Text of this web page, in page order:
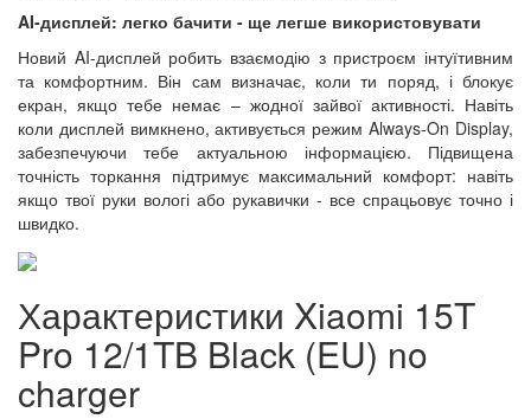
AI-дисплей: легко бачити - ще легше використовувати
Новий AI-дисплей робить взаємодію з пристроєм інтуїтивним
та комфортним. Він сам визначає, коли ти поряд, і блокує
екран, якщо тебе немає – жодної зайвої активності. Навіть
коли дисплей вимкнено, активується режим Always-On Display,
забезпечуючи тебе актуальною інформацією. Підвищена
точність торкання підтримує максимальний комфорт: навіть
якщо твої руки вологі або рукавички - все спрацьовує точно і
швидко.
Характеристики Xiaomi 15T
Pro 12/1TB Black (EU) no
charger